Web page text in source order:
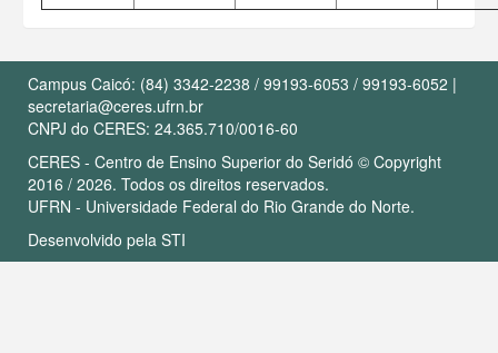
Campus Caicó: (84) 3342-2238 / 99193-6053 / 99193-6052 |
secretaria@ceres.ufrn.br
CNPJ do CERES: 24.365.710/0016-60
CERES - Centro de Ensino Superior do Seridó © Copyright
2016 / 2026. Todos os direitos reservados.
UFRN - Universidade Federal do Rio Grande do Norte.
Desenvolvido pela STI